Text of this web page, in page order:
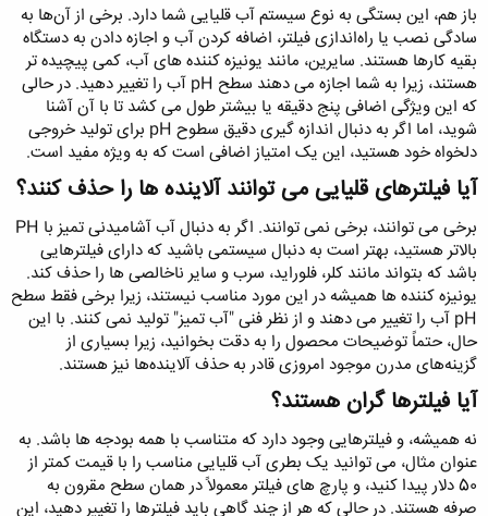
باز هم، این بستگی به نوع سیستم آب قلیایی شما دارد. برخی از آن‌ها به
سادگی نصب یا راه‌اندازی فیلتر، اضافه کردن آب و اجازه دادن به دستگاه
بقیه کارها هستند. سایرین، مانند یونیزه کننده های آب، کمی پیچیده تر
هستند، زیرا به شما اجازه می دهند سطح pH آب را تغییر دهید. در حالی
که این ویژگی اضافی پنج دقیقه یا بیشتر طول می کشد تا با آن آشنا
شوید، اما اگر به دنبال اندازه گیری دقیق سطوح pH برای تولید خروجی
دلخواه خود هستید، این یک امتیاز اضافی است که به ویژه مفید است.
آیا فیلترهای قلیایی می توانند آلاینده ها را حذف کنند؟
برخی می توانند، برخی نمی توانند. اگر به دنبال آب آشامیدنی تمیز با PH
بالاتر هستید، بهتر است به دنبال سیستمی باشید که دارای فیلترهایی
باشد که بتواند مانند کلر، فلوراید، سرب و سایر ناخالصی ها را حذف کند.
یونیزه کننده ها همیشه در این مورد مناسب نیستند، زیرا برخی فقط سطح
pH آب را تغییر می دهند و از نظر فنی "آب تمیز" تولید نمی کنند. با این
حال، حتماً توضیحات محصول را به دقت بخوانید، زیرا بسیاری از
گزینه‌های مدرن موجود امروزی قادر به حذف آلاینده‌ها نیز هستند.
آیا فیلترها گران هستند؟
نه همیشه، و فیلترهایی وجود دارد که متناسب با همه بودجه ها باشد. به
عنوان مثال، می توانید یک بطری آب قلیایی مناسب را با قیمت کمتر از
50 دلار پیدا کنید، و پارچ های فیلتر معمولاً در همان سطح مقرون به
صرفه هستند. در حالی که هر از چند گاهی باید فیلترها را تغییر دهید، این